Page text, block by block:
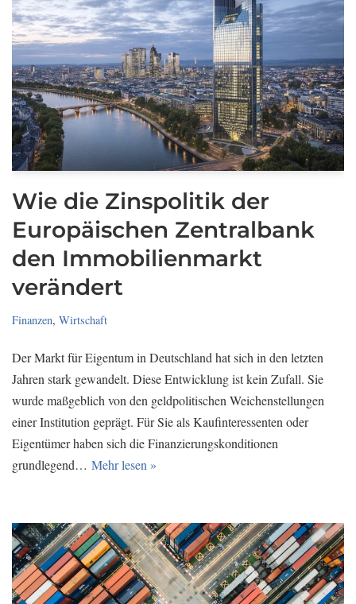
Wie die Zinspolitik der
Europäischen Zentralbank
den Immobilienmarkt
verändert
Finanzen, Wirtschaft
Der Markt für Eigentum in Deutschland hat sich in den letzten
Jahren stark gewandelt. Diese Entwicklung ist kein Zufall. Sie
wurde maßgeblich von den geldpolitischen Weichenstellungen
einer Institution geprägt. Für Sie als Kaufinteressenten oder
Eigentümer haben sich die Finanzierungskonditionen
grundlegend… Mehr lesen »